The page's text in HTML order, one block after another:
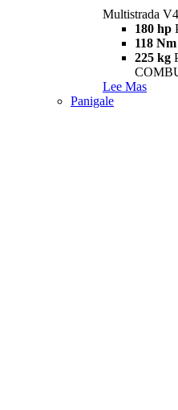
Multistrada
180 hp
118 Nm
225 kg
Lee Mas
Panigale